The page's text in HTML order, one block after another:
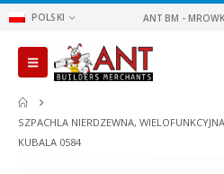
POLSKI ANT BM -
SZPACHLA NIERDZEWNA,
KUBALA 0584